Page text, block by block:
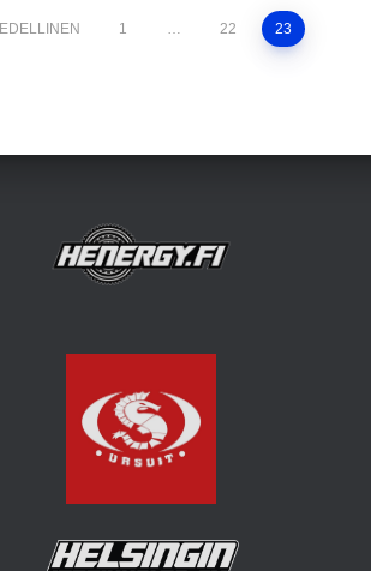
EDELLINEN 1 … 22 23